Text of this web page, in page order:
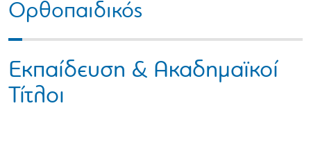
Ορθοπαιδικός
Εκπαίδευση & Ακαδημαϊκοί
Τίτλοι